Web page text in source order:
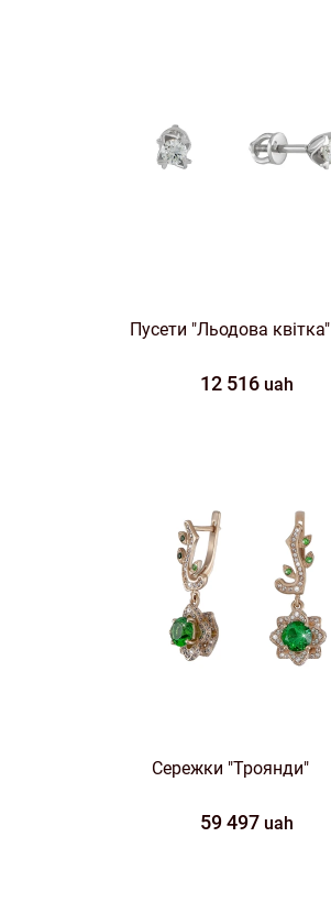
Пусети "Льодова квітка"
12 516 uah
Сережки "Троянди"
59 497 uah